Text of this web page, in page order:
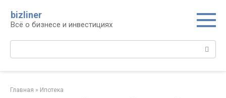
контенту
bizliner
Всё о бизнесе и инвестициях
Поиск:
Главная » Ипотека